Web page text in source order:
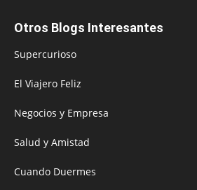
Otros Blogs Interesantes
Supercurioso
El Viajero Feliz
Negocios y Empresa
Salud y Amistad
Cuando Duermes